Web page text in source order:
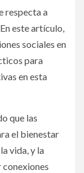
respecta a
este artículo,
sociales en
para
en esta
que las
el bienestar
vida, y la
conexiones